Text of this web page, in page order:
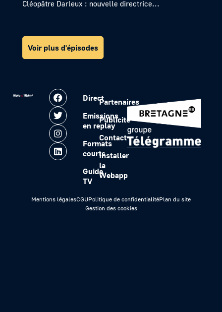
Cléopâtre Darleux : nouvelle directrice...
Voir plus d'épisodes
Direct
Emissions
en replay
Formats
courts
Guide
TV
Partenaires
Publicité
Contact
Installer
la
Webapp
Mentions légalesCGUPolitique de confidentialitéPlan du site
Gestion des cookies